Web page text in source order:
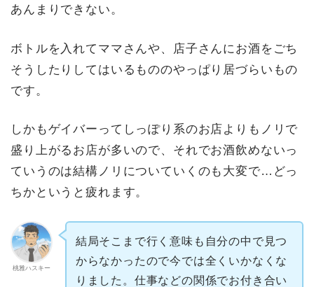
あんまりできない。
ボトルを入れてママさんや、店子さんにお酒をごち
そうしたりしてはいるもののやっぱり居づらいもの
です。
しかもゲイバーってしっぽり系のお店よりもノリで
盛り上がるお店が多いので、それでお酒飲めないっ
ていうのは結構ノリについていくのも大変で…どっ
ちかというと疲れます。
桃雅ハスキー
結局そこまで行く意味も自分の中で見つ
からなかったので今では全くいかなくな
りました。仕事などの関係でお付き合い